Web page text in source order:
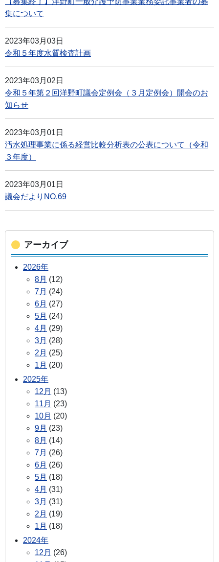
集について
2023年03月03日
令和５年度水質検査計画
2023年03月02日
令和５年第２回洋野町議会定例会（３月定例会）開会のお
知らせ
2023年03月01日
汚水処理事業に係る経営比較分析表の公表について（令和
３年度）
2023年03月01日
議会だよりNO.69
アーカイブ
2026年
8月 (12)
7月 (24)
6月 (27)
5月 (24)
4月 (29)
3月 (28)
2月 (25)
1月 (20)
2025年
12月 (13)
11月 (23)
10月 (20)
9月 (23)
8月 (14)
7月 (26)
6月 (26)
5月 (18)
4月 (31)
3月 (31)
2月 (19)
1月 (18)
2024年
12月 (26)